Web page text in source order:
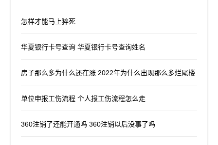
怎样才能马上猝死
华夏银行卡号查询 华夏银行卡号查询姓名
房子那么多为什么还在涨 2022年为什么出现那么多烂尾楼
单位申报工伤流程 个人报工伤流程怎么走
360注销了还能开通吗 360注销以后没事了吗